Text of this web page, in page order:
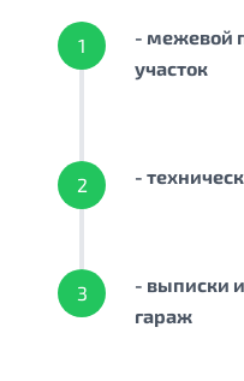
1
- межевой
участок
2 -
3
- выписки
гараж